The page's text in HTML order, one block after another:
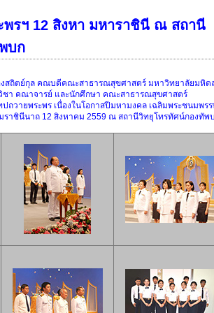
พรฯ 12 สิงหา มหาราชินี ณ สถานี
บก
งสถิตย์กุล คณบดีคณะสาธารณสุขศาสตร์ มหาวิทยาลัยมหิด
ชา คณาจารย์ และนักศึกษา คณะสาธารณสุขศาสตร์
ถวายพระพร เนื่องในโอกาสปีมหามงคล เฉลิมพระชนมพรร
มราชินีนาถ 12 สิงหาคม 2559 ณ สถานีวิทยุโทรทัศน์กองทัพ